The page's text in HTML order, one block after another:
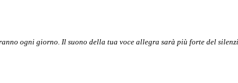
ogni giorno. Il suono della tua voce allegra sarà più forte del